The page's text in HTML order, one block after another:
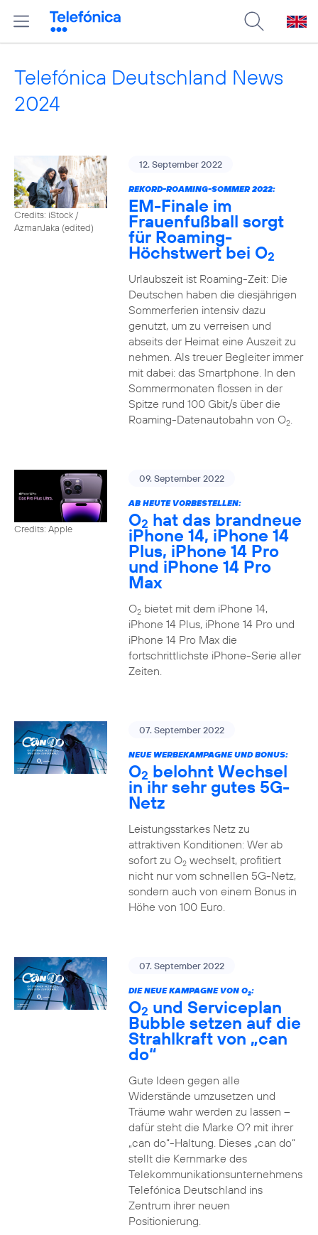
Telefónica Deutschland News
2024
Credits: iStock /
AzmanJaka (edited)
12. September 2022
REKORD-ROAMING-SOMMER 2022:
EM-Finale im
Frauenfußball sorgt
für Roaming-
Höchstwert bei O2
Urlaubszeit ist Roaming-Zeit: Die
Deutschen haben die diesjährigen
Sommerferien intensiv dazu
genutzt, um zu verreisen und
abseits der Heimat eine Auszeit zu
nehmen. Als treuer Begleiter immer
mit dabei: das Smartphone. In den
Sommermonaten flossen in der
Spitze rund 100 Gbit/s über die
Roaming-Datenautobahn von O2.
Credits: Apple
09. September 2022
AB HEUTE VORBESTELLEN:
O2 hat das brandneue
iPhone 14, iPhone 14
Plus, iPhone 14 Pro
und iPhone 14 Pro
Max
O2bietet mit dem iPhone 14,
iPhone 14 Plus, iPhone 14 Pro und
iPhone 14 Pro Max die
fortschrittlichste iPhone-Serie aller
Zeiten.
07. September 2022
NEUE WERBEKAMPAGNE UND BONUS:
O2 belohnt Wechsel
in ihr sehr gutes 5G-
Netz
Leistungsstarkes Netz zu
attraktiven Konditionen: Wer ab
sofort zu O2wechselt, profitiert
nicht nur vom schnellen 5G-Netz,
sondern auch von einem Bonus in
Höhe von 100 Euro.
07. September 2022
DIE NEUE KAMPAGNE VON O2:
O2 und Serviceplan
Bubble setzen auf die
Strahlkraft von „can
do“
Gute Ideen gegen alle
Widerstände umzusetzen und
Träume wahr werden zu lassen –
dafür steht die Marke O? mit ihrer
„can do“-Haltung. Dieses „can do“
stellt die Kernmarke des
Telekommunikationsunternehmens
Telefónica Deutschland ins
Zentrum ihrer neuen
Positionierung.